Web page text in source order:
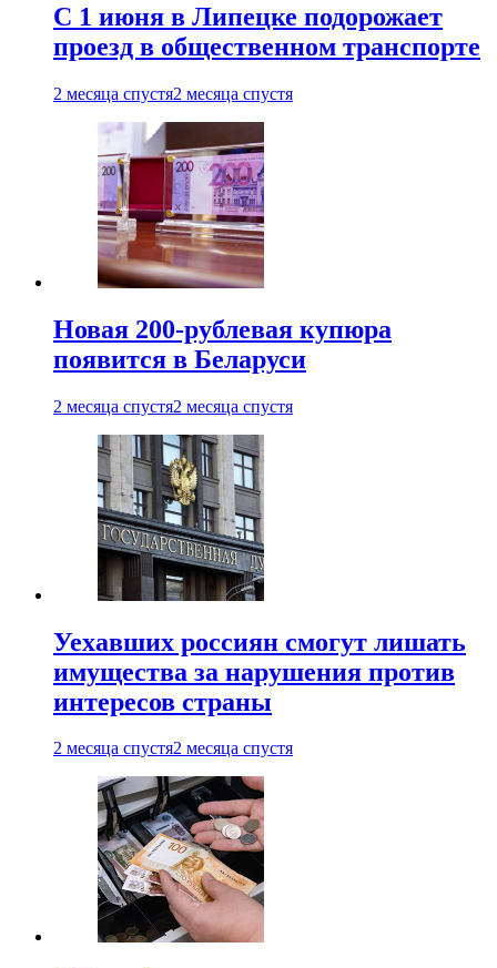
С 1 июня в Липецке подорожает
проезд в общественном транспорте
2 месяца спустя2 месяца спустя
Новая 200-рублевая купюра
появится в Беларуси
2 месяца спустя2 месяца спустя
Уехавших россиян смогут лишать
имущества за нарушения против
интересов страны
2 месяца спустя2 месяца спустя